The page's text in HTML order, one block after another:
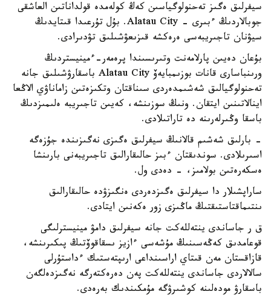
سيفرلىق ەگىز تەحنولوگياسىن كەڭ كولەمدە قولداناتىن العاشقى
جوبالاردىڭ ءبىرى - Alatau City. بۇل تۇرعىدا قىتايدىڭ
سيۋنان تاجىريبەسى ەرەكشە قىزىعۋشىلىق تۋدىرادى.
بۇعان دەيىن پارلامەنت وتىرىسىندا پرەمەر-ءمينيستردىڭ
ورىنباسارى قانات بوزىمبايەۆ Alatau City باسقارۋشىلىق جانە
تەحنولوگيالىق شەشىمدەردى سىناقتان وتكىزەتىن زاماناۋي الاڭعا
اينالاتىنىن ايتقان. ونىڭ سوزىنشە، كەيىن تاجىريبە ەلىمىزدىڭ
باسقا وڭىرلەرىنە دە تاراتىلادى.
- بارلىق شەشىم قالانىڭ سيفرلىق ەگىزى نەگىزىندە جۇزەگە
اسىرىلادى. سوندىقتان ءبىز حالىقارالىق تاجىريبەنى بارىنشا
ەسكەرەتىن بولامىز، - دەدى ول.
ساراپشىلار دا سيفرلىق ەگىزدەردى ەنگىزۋدە حالىقارالىق
ىنتىماقتاستىقتىڭ ماڭىزى زور ەكەنىن ايتادى.
ق ر جاساندى ينتەللەكت جانە سيفرلىق دامۋ مينيسترلىگى
قوعامدىق كەڭەسىنىڭ مۇشەسى ءازيز ىسقاقوۆتىڭ پىكىرىنشە،
قازاقستان مەن قىتاي اراسىنداعى ارىپتەستىك ءداستۇرلى
سالالاردى جاساندى ينتەللەكت پەن دەرەكتەرگە نەگىزدەلگەن
باسقارۋ مودەلىنە كوشىرۋگە مۇمكىندىك بەرەدى.